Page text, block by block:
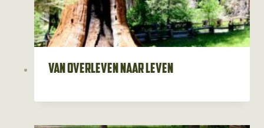
Van overleven naar leven